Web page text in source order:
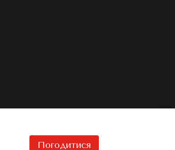
Погодитися